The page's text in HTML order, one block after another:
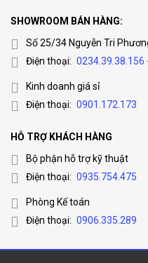
SHOWROOM BÁN HÀNG:
Số 25/34 Nguyễn Tri
Điện thoại: 0234.39.38.156
Kinh doanh giá sỉ
Điện thoại: 0901.172.173
HỖ TRỢ KHÁCH HÀNG
Bộ phận hỗ trợ kỹ thuật
Điện thoại: 0935.754.475
Phòng Kế toán
Điện thoại: 0906.335.289